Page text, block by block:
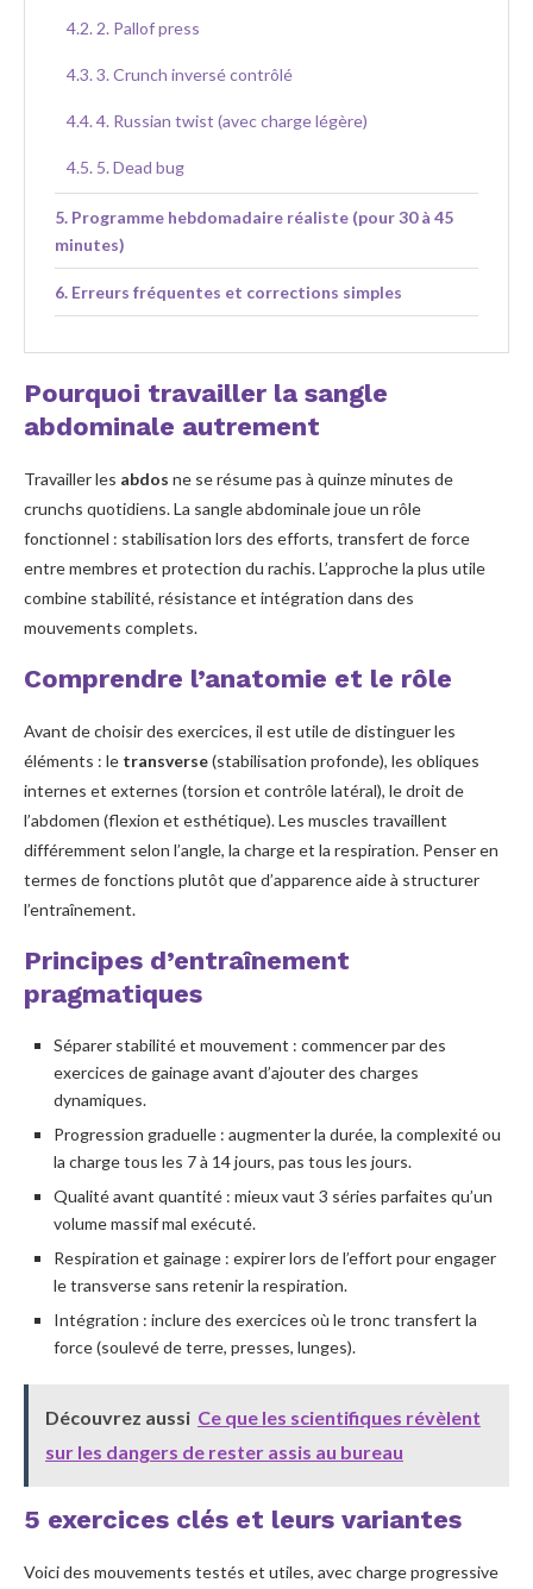
2. Pallof press
3. Crunch inversé contrôlé
4. Russian twist (avec charge légère)
5. Dead bug
Programme hebdomadaire réaliste (pour 30 à 45
minutes)
Erreurs fréquentes et corrections simples
Comment suivre la progression et éviter les
plateaux
Conseils pratiques pour tenir sur le long terme
Pourquoi travailler la sangle
abdominale autrement
Travailler les abdos ne se résume pas à quinze minutes de
crunchs quotidiens. La sangle abdominale joue un rôle
fonctionnel : stabilisation lors des efforts, transfert de force
entre membres et protection du rachis. L’approche la plus utile
combine stabilité, résistance et intégration dans des
mouvements complets.
Comprendre l’anatomie et le rôle
Avant de choisir des exercices, il est utile de distinguer les
éléments : le transverse(stabilisation profonde), les obliques
internes et externes (torsion et contrôle latéral), le droit de
l’abdomen (flexion et esthétique). Les muscles travaillent
différemment selon l’angle, la charge et la respiration. Penser en
termes de fonctions plutôt que d’apparence aide à structurer
l’entraînement.
Principes d’entraînement
pragmatiques
Séparer stabilité et mouvement : commencer par des
exercices de gainage avant d’ajouter des charges
dynamiques.
Progression graduelle : augmenter la durée, la complexité ou
la charge tous les 7 à 14 jours, pas tous les jours.
Qualité avant quantité : mieux vaut 3 séries parfaites qu’un
volume massif mal exécuté.
Respiration et gainage : expirer lors de l’effort pour engager
le transverse sans retenir la respiration.
Intégration : inclure des exercices où le tronc transfert la
force (soulevé de terre, presses, lunges).
Découvrez aussi Ce que les scientifiques révèlent
sur les dangers de rester assis au bureau
5 exercices clés et leurs variantes
Voici des mouvements testés et utiles, avec charge progressive